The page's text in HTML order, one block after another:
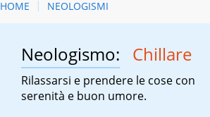
HOME NEOLOGISMI
Neologismo: Chillare
Rilassarsi e prendere le cose con
serenità e buon umore.